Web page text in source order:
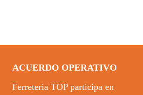
ACUERDO OPERATIVO
Ferreteria TOP participa en